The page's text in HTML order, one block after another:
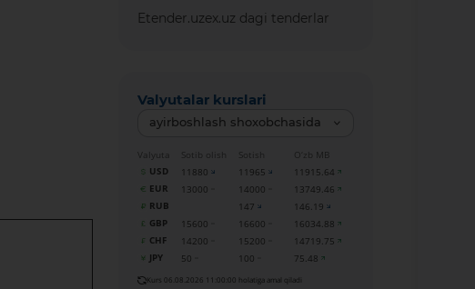
Etender.uzex.uz dagi tenderlar
Valyutalar kurslari
ayirboshlash shoxobchasida
Valyuta Sotib olish Sotish
O‘zb MB
USD
11880 11965
11915.64
EUR
13000 14000
13749.46
RUB
147
146.19
GBP
15600 16600
16034.88
CHF
14200 15200
14719.75
JPY
50 100 75.48
Kurs 06.08.2026 11:00:00 holatiga amal qiladi